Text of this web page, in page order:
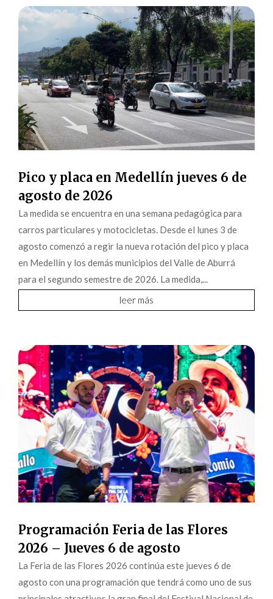
Pico y placa en Medellín jueves 6 de
agosto de 2026
La medida se encuentra en una semana pedagógica para
carros particulares y motocicletas. Desde el lunes 3 de
agosto comenzó a regir la nueva rotación del pico y placa
en Medellín y los demás municipios del Valle de Aburrá
para el segundo semestre de 2026. La medida,...
leer más
Programación Feria de las Flores
2026 – Jueves 6 de agosto
La Feria de las Flores 2026 continúa este jueves 6 de
agosto con una programación que tendrá como uno de sus